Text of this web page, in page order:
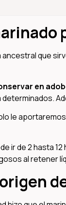
ancestral que
en
determinados.
le
ir de 2 hasta
al retener